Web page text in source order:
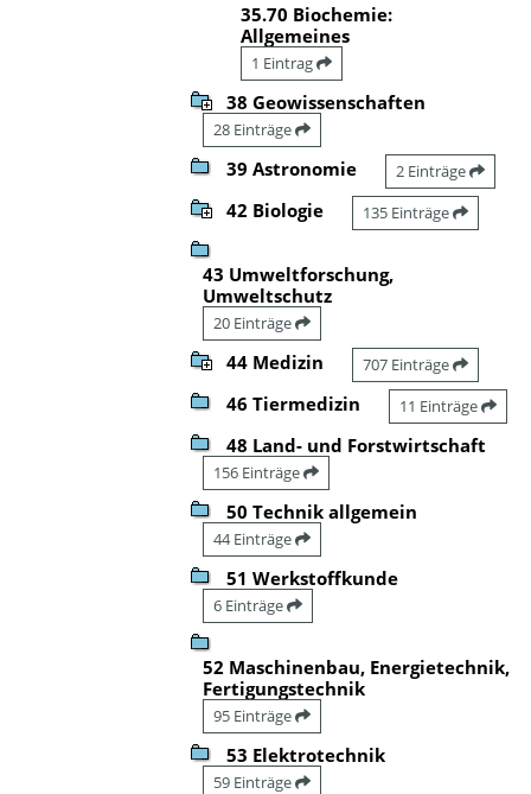
35.70 Biochemie:
Allgemeines
1 Eintrag
38 Geowissenschaften
28 Einträge
39 Astronomie 2 Einträge
42 Biologie 135 Einträge
43 Umweltforschung,
Umweltschutz
20 Einträge
44 Medizin 707 Einträge
46 Tiermedizin 11 Einträge
48 Land- und Forstwirtschaft
156 Einträge
50 Technik allgemein
44 Einträge
51 Werkstoffkunde
6 Einträge
52 Maschinenbau, Energietechnik,
Fertigungstechnik
95 Einträge
53 Elektrotechnik
59 Einträge